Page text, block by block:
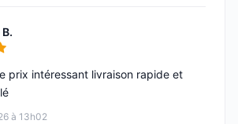
5
à 13h02
prix intéressant livraison rapide et